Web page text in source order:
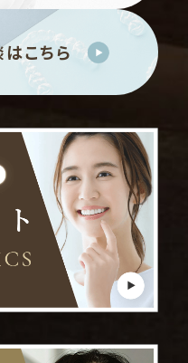
こちら